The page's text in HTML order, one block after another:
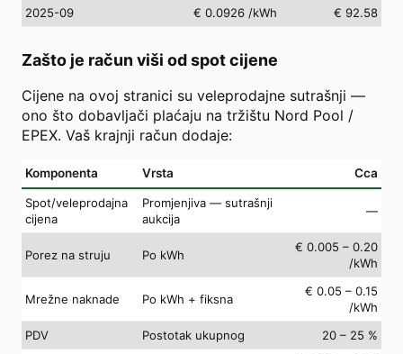
2025-09
€ 0.0926 /kWh € 92.58
Zašto je račun viši od spot cijene
Cijene na ovoj stranici su veleprodajne sutrašnji —
ono što dobavljači plaćaju na tržištu Nord Pool /
EPEX. Vaš krajnji račun dodaje:
Komponenta Vrsta Cca
Spot/veleprodajna
cijena
Promjenjiva — sutrašnji
aukcija
—
Porez na struju Po kWh
€ 0.005 – 0.20
/kWh
Mrežne naknade Po kWh + fiksna
€ 0.05 – 0.15
/kWh
PDV
Postotak ukupnog 20 – 25 %